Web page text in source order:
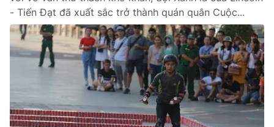
Xã hội
Pháp luật
Thế giới
- Tiến Đạt đã xuất sắc trở thành quán quân Cuộc...